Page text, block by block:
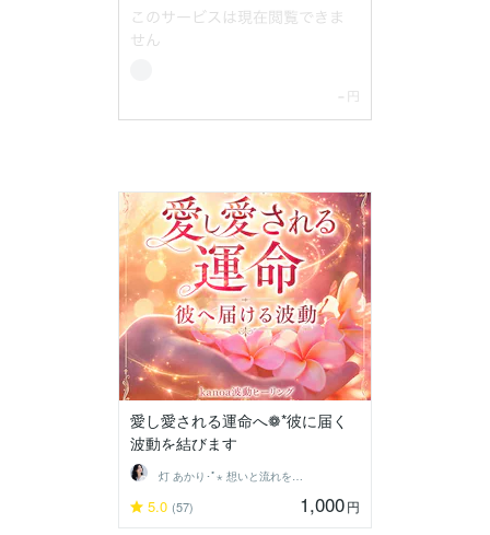
愛し愛される運命へ❁*彼に届く
波動を結びます
灯 あかり･ﾟ⋆ 想いと流れを結ぶ鑑定士
5.0 (57) 1,000円